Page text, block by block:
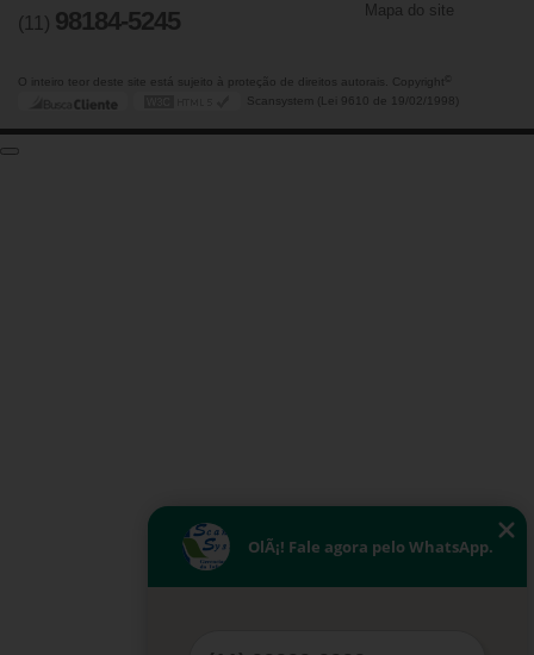
(11) 98184-5245
Mapa do site
O inteiro teor deste site está sujeito à proteção de direitos autorais. Copyright
Scansystem (Lei 9610 de 19/02/1998)
OlÃ¡! Fale agora pelo WhatsApp.